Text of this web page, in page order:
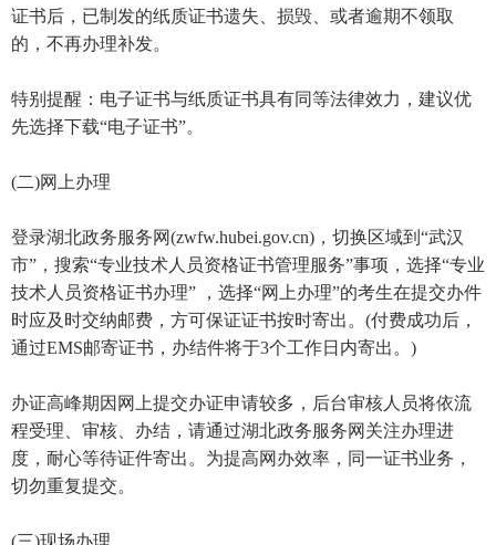
证书后，已制发的纸质证书遗失、损毁、或者逾期不领取
的，不再办理补发。
特别提醒：电子证书与纸质证书具有同等法律效力，建议优
先选择下载“电子证书”。
(二)网上办理
登录湖北政务服务网(zwfw.hubei.gov.cn)，切换区域到“武汉
市”，搜索“专业技术人员资格证书管理服务”事项，选择“专业
技术人员资格证书办理” ，选择“网上办理”的考生在提交办件
时应及时交纳邮费，方可保证证书按时寄出。(付费成功后，
通过EMS邮寄证书，办结件将于3个工作日内寄出。)
办证高峰期因网上提交办证申请较多，后台审核人员将依流
程受理、审核、办结，请通过湖北政务服务网关注办理进
度，耐心等待证件寄出。为提高网办效率，同一证书业务，
切勿重复提交。